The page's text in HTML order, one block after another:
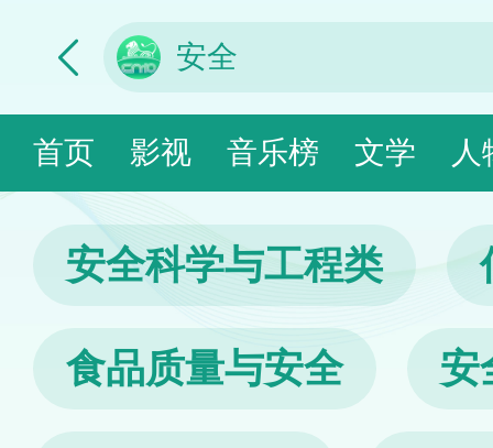
首页 影视 音乐榜 文学 人
安全科学与工程类
食品质量与安全 安